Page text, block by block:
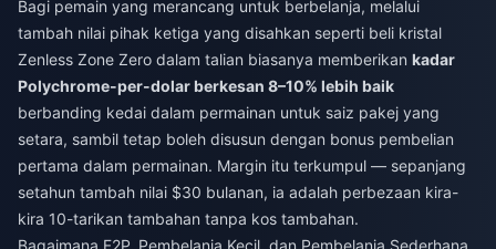
Bagi pemain yang merancang untuk berbelanja, melalui
tambah nilai pihak ketiga yang disahkan seperti beli kristal
Zenless Zone Zero dalam talian biasanya memberikan kadar
Polychrome-per-dolar berkesan 8–10% lebih baik
berbanding kedai dalam permainan untuk saiz pakej yang
setara, sambil tetap boleh disusun dengan bonus pembelian
pertama dalam permainan. Margin itu terkumpul — sepanjang
setahun tambah nilai $30 bulanan, ia adalah perbezaan kira-
kira 10-tarikan tambahan tanpa kos tambahan.
Bagaimana F2P, Pembelanja Kecil, dan Pembelanja Sederhana